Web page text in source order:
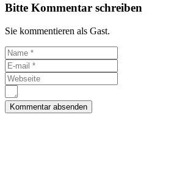
Bitte Kommentar schreiben
Sie kommentieren als Gast.